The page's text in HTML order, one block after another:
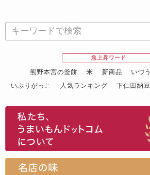
急上昇ワード
熊野本宮の釜餅 米 新商品 いづう
いぶりがっこ
人気ランキング 下仁田納豆